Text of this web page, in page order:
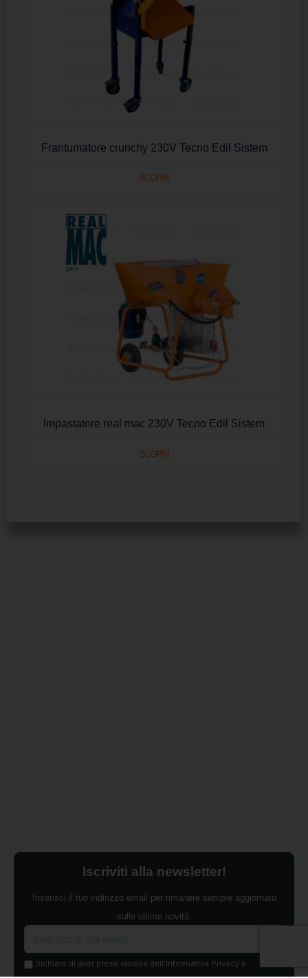
Frantumatore crunchy 230V Tecno Edil Sistem
SCOPRI
Impastatore real mac 230V Tecno Edil Sistem
SCOPRI
Iscriviti alla newsletter!
Inserisci il tuo indirizzo email per rimanere sempre aggiornato
sulle ultime novità.
Dichiaro di aver preso visione dell'Informativa Privacy e